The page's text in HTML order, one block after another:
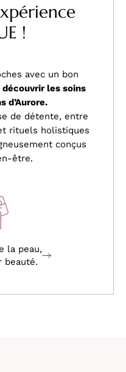
!
avec un bon
les soins
d’Aurore.
de détente, entre
rituels holistiques
conçus
être.
la peau,
beauté.